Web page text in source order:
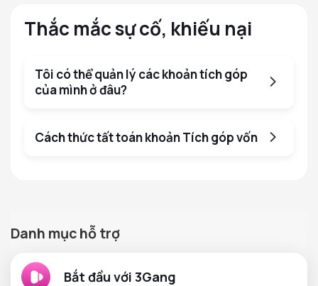
Thắc mắc sự cố, khiếu nại
Tôi có thể quản lý các khoản tích góp
của mình ở đâu?
Cách thức tất toán khoản Tích góp vốn
Danh mục hỗ trợ
Bắt đầu với 3Gang